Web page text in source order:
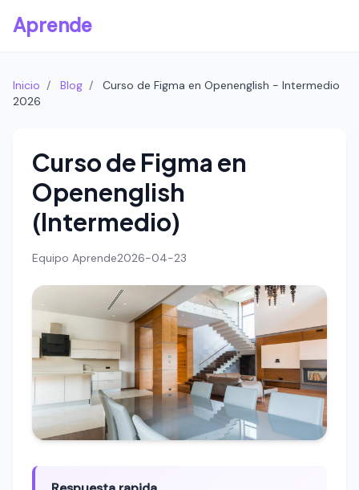
Aprende
Inicio / Blog /
Curso de Figma en Openenglish - Intermedio
2026
Curso de Figma en
Openenglish
(Intermedio)
Equipo Aprende2026-04-23